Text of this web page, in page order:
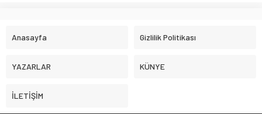
Anasayfa Gizlilik Politikası
YAZARLAR KÜNYE
İLETİŞİM